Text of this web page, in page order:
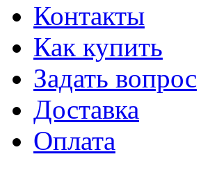
Контакты
Как купить
Задать вопрос
Доставка
Оплата